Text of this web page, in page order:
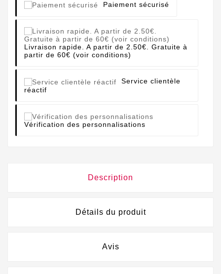
Paiement sécurisé
Livraison rapide. A partir de 2.50€. Gratuite à
partir de 60€ (voir conditions)
Service clientèle
réactif
Vérification des personnalisations
Description
Détails du produit
Avis